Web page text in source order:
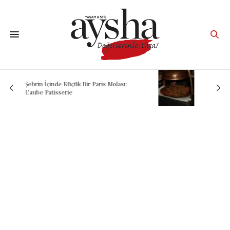
“Lezzetin Ardındaki Hikâye: Kadırgalı”